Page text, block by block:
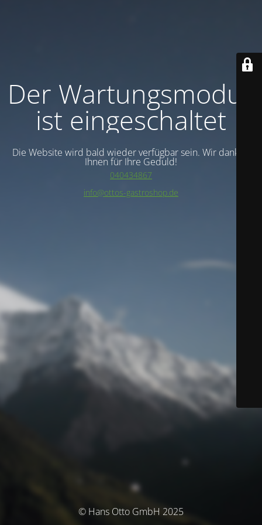
Der Wartungsmodus
ist eingeschaltet
Die Website wird bald wieder verfügbar sein. Wir danken
Ihnen für Ihre Geduld!
040434867
info@ottos-gastroshop.de
© Hans Otto GmbH 2025